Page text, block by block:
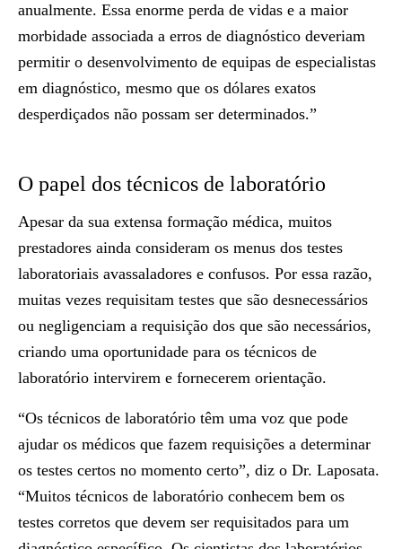
anualmente. Essa enorme perda de vidas e a maior
morbidade associada a erros de diagnóstico deveriam
permitir o desenvolvimento de equipas de especialistas
em diagnóstico, mesmo que os dólares exatos
desperdiçados não possam ser determinados.”
O papel dos técnicos de laboratório
Apesar da sua extensa formação médica, muitos
prestadores ainda consideram os menus dos testes
laboratoriais avassaladores e confusos. Por essa razão,
muitas vezes requisitam testes que são desnecessários
ou negligenciam a requisição dos que são necessários,
criando uma oportunidade para os técnicos de
laboratório intervirem e fornecerem orientação.
“Os técnicos de laboratório têm uma voz que pode
ajudar os médicos que fazem requisições a determinar
os testes certos no momento certo”, diz o Dr. Laposata.
“Muitos técnicos de laboratório conhecem bem os
testes corretos que devem ser requisitados para um